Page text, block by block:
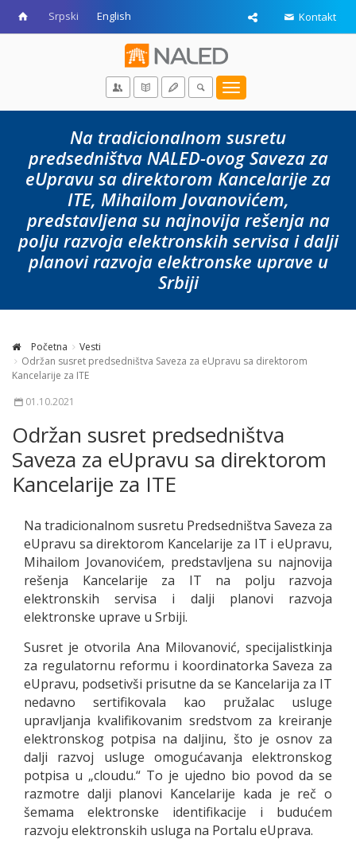
Srpski English Kontakt
Toggle
navigation
Na tradicionalnom susretu
predsedništva NALED-ovog Saveza za
eUpravu sa direktorom Kancelarije za
ITE, Mihailom Jovanovićem,
predstavljena su najnovija rešenja na
polju razvoja elektronskih servisa i dalji
planovi razvoja elektronske uprave u
Srbiji
Početna
Vesti
Održan susret predsedništva Saveza za eUpravu sa direktorom
Kancelarije za ITE
01.10.2021
Održan susret predsedništva
Saveza za eUpravu sa direktorom
Kancelarije za ITE
Na tradicionalnom susretu Predsedništva Saveza za
eUpravu sa direktorom Kancelarije za IT i eUpravu,
Mihailom Jovanovićem, predstavljena su najnovija
rešenja Kancelarije za IT na polju razvoja
elektronskih servisa i dalji planovi razvoja
elektronske uprave u Srbiji.
Susret je otvorila Ana Milovanović, specijalistkinja
za regulatornu reformu i koordinatorka Saveza za
eUpravu, podsetivši prisutne da se Kancelarija za IT
nedavno sertifikovala kao pružalac usluge
upravljanja kvalifikovanim sredstvom za kreiranje
elektronskog potpisa na daljinu, što je osnov za
dalji razvoj usluge omogućavanja elektronskog
potpisa u „cloudu.“ To je ujedno bio povod da se
razmotre dalji planovi Kancelarije kada je reč o
šemama elektronske identifikacije i budućem
razvoju elektronskih usluga na Portalu eUprava.